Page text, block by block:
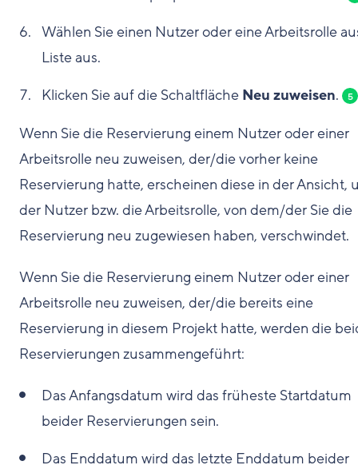
Wählen Sie einen Nutzer oder eine Arbeitsrolle
Liste aus.
Klicken Sie auf die Schaltfläche Neu zuweisen. 5
Wenn Sie die Reservierung einem Nutzer oder einer
Arbeitsrolle neu zuweisen, der/die vorher keine
Reservierung hatte, erscheinen diese in der Ansicht,
der Nutzer bzw. die Arbeitsrolle, von dem/der Sie die
Reservierung neu zugewiesen haben, verschwindet.
Wenn Sie die Reservierung einem Nutzer oder einer
Arbeitsrolle neu zuweisen, der/die bereits eine
Reservierung in diesem Projekt hatte, werden die
Reservierungen zusammengeführt:
Das Anfangsdatum wird das früheste Startdatum
beider Reservierungen sein.
Das Enddatum wird das letzte Enddatum beider